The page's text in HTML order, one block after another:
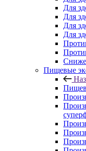
Для
Для
Для
Для
Пищевые